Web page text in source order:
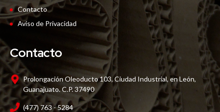
Contacto
Aviso de Privacidad
Contacto
Prolongación Oleoducto 103, Ciudad Industrial, en León,
Guanajuato. C.P. 37490
(477) 763 - 5284